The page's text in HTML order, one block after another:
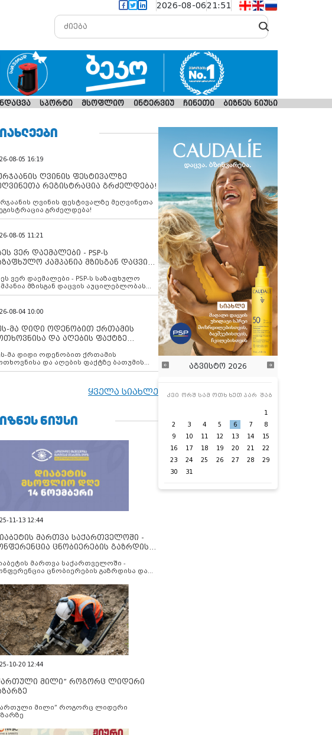
2026-08-0621:51
სპორტი მსოფლიო ინტერვიუ ჩინეთი ბიზნეს ნიუსი
08-05 16:19
ღვინის ფესტივალზე
რეგისტრაცია გრძელდება!
ღვინის ფესტივალზე მეღვინეთა
გრძელდება!
08-05 11:21
ვერ დაემალები - PSP-ს
კამპანია მზისგან დაცვის
ვერ დაემალები - PSP-ს საზაფხულო
მზისგან დაცვის აუცილებლობას
08-04 10:00
მა დიდი ოდენობით ქრთამის
და აღების ფაქტზე
ოდენობით ქრთამის
და აღების ფაქტზე ბათუმის
თანამშრომელი დააკავა
ყველა სიახლე
ᲜᲘᲣᲡᲘ
11-13 12:44
მართვა საქართველოში -
ცნობიერების გაზრდისა
მართვა საქართველოში -
ცნობიერების გაზრდისა და
10-20 12:44
მილი” როგორც ლიდერი
მილი” როგორც ლიდერი
აგვისტო 2026
კვი ორშ სამ ოთხ ხუთ პარ შაბ
1
2
3 4 5 6 7
8
9
10 11 12 13 14
15
16
17 18 19 20 21
22
23
24 25 26 27 28
29
30
31